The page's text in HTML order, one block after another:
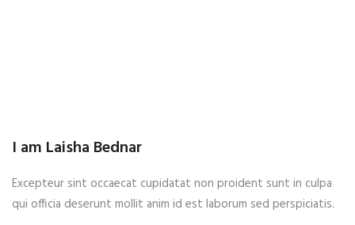
I am Laisha Bednar
Excepteur sint occaecat cupidatat non proident sunt in culpa
qui officia deserunt mollit anim id est laborum sed perspiciatis.